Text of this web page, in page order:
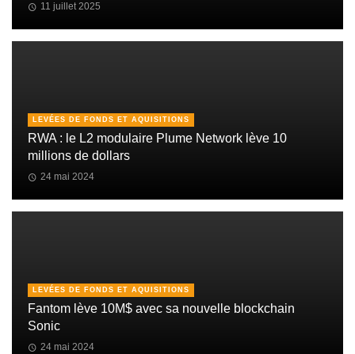
11 juillet 2025
LEVÉES DE FONDS ET AQUISITIONS
RWA : le L2 modulaire Plume Network lève 10
millions de dollars
24 mai 2024
LEVÉES DE FONDS ET AQUISITIONS
Fantom lève 10M$ avec sa nouvelle blockchain
Sonic
24 mai 2024